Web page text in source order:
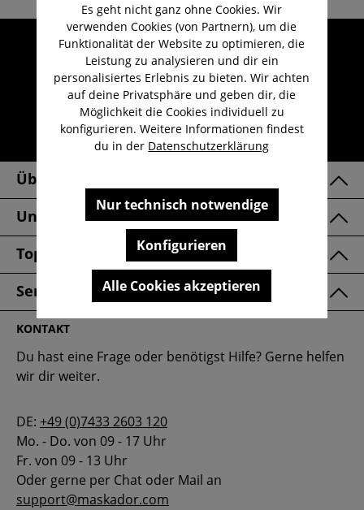
Umfangreicher Kundenservice
Kauf auf Rechnung
Kostenloser Versand ab 29,-€
Lieferzeit 1-3 Werktage
30 Tage kostenlose Retoure
Über Uns
Unsere Marken
Top Kategorien
Service & FAQ
KONTAKT
Du hast eine Frage oder benötigst Hilfe? Gerne helfen
wir dir weiter.
DE: +49 (0)7433 2603 120
Mo. - Do. von 09 - 17 Uhr
Fr. von 09 - 13 Uhr
Oder gerne per Chat oder Mail an
support@maskador.com
Es geht nicht ganz ohne Cookies. Wir
verwenden Cookies (von Partnern), um die
Funktionalität der Website zu optimieren, die
Leistung zu analysieren und dir ein
personalisiertes Erlebnis zu bieten. Wir achten
auf deine Privatsphäre und geben dir, die
Möglichkeit die Cookies individuell zu
konfigurieren. Weitere Informationen findest
du in der Datenschutzerklärung
Nur technisch notwendige
Konfigurieren
Alle Cookies akzeptieren